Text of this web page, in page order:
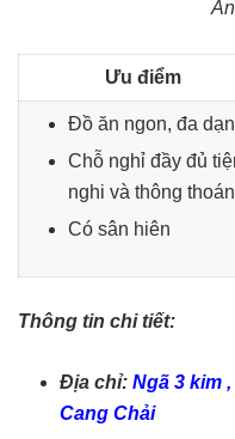
Ưu điểm
Đồ ăn ngon, đa
Chỗ nghỉ đầy đủ
nghi và thông
Có sân hiên
Thông tin chi tiết:
Địa chỉ: Ngã 3 kim
Cang Chải